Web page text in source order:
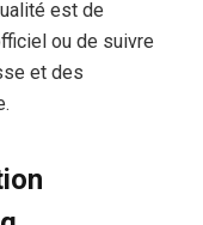
est de
ou de suivre
et des